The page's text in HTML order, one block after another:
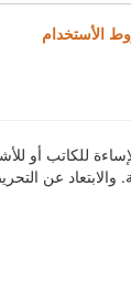
الأستخدام
للكاتب أو
والابتعاد عن